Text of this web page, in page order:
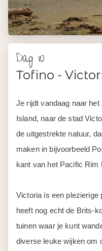
Dag 10
Tofino -
Je rijdt vandaag naar
Island, naar de stad
de uitgestrekte natuur,
maken in bijvoorbeeld
kant van het Pacific Rim
Victoria is een plezierige
heeft nog echt de Brits-
tuinen waar je kunt
diverse leuke wijken om